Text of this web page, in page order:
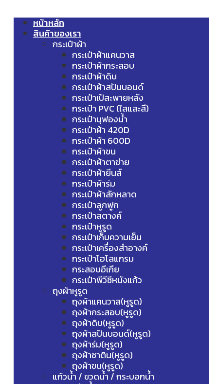
หน้าหลัก
สินค้าของเรา
กระเป๋าผ้า
กระเป๋าผ้าแคนวาส
กระเป๋าผ้ากระสอบ
กระเป๋าผ้าดิบ
กระเป๋าผ้าสปันบอนด์
กระเป๋าเป้สะพายหลัง
กระเป๋า PVC (ใสและสี)
กระเป๋าบุฟองน้ำ
กระเป๋าผ้า 420D
กระเป๋าผ้า 600D
กระเป๋าผ้าขน
กระเป๋าผ้าตาข่าย
กระเป๋าผ้ายีนส์
กระเป๋าผ้าร่ม
กระเป๋าผ้าสักหลาด
กระเป๋าลูกฟูก
กระเป๋าสตางค์
กระเป๋าหูรูด
กระเป๋าเก็บความเย็น
กระเป๋าเครื่องสำอางค์
กระเป๋าโฮโลแกรม
กระสอบอีเกีย
กระเป๋าพีวีซีหนังแก้ว
ถุงผ้าหูรูด
ถุงผ้าแคนวาส(หูรูด)
ถุงผ้ากระสอบ(หูรูด)
ถุงผ้าดิบ(หูรูด)
ถุงผ้าสปันบอนด์(หูรูด)
ถุงผ้าร่ม(หูรูด)
ถุงผ้าซาติน(หูรูด)
ถุงผ้าขน(หูรูด)
แก้วน้ำ / ขวดน้ำ / กระบอกน้ำ